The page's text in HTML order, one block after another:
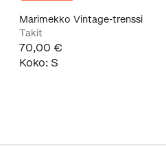
Marimekko Vintage-trenssi
Takit
70,00 €
Koko: S